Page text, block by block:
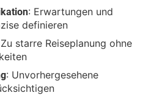
: Erwartungen und
definieren
starre Reiseplanung ohne
: Unvorhergesehene